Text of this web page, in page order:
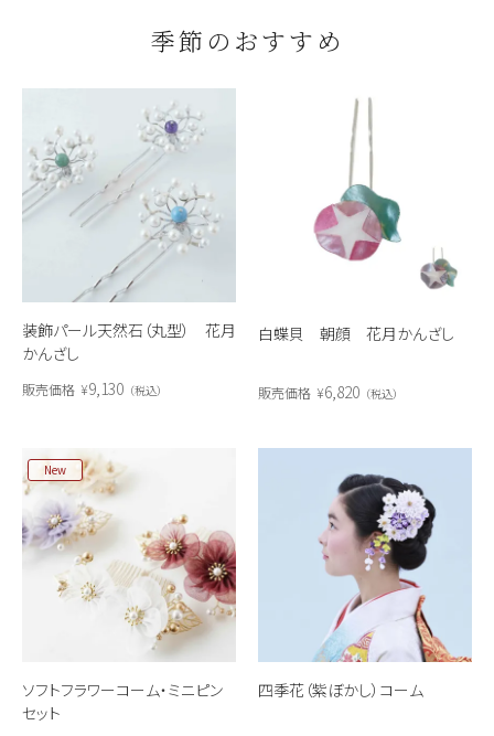
季節のおすすめ
装飾パール天然石（丸型） 花月
かんざし
販売価格 ¥9,130 税込
白蝶貝 朝顔 花月かんざし
販売価格 ¥6,820 税込
ソフトフラワーコーム・ミニピン
セット
New
四季花（紫ぼかし）コーム